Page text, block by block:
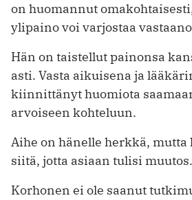
on huomannut
ylipaino voi varjostaa
Hän on taistellut painonsa
asti. Vasta aikuisena ja
kiinnittänyt huomiota
arvoiseen kohteluun.
Aihe on hänelle herkkä, mutta
siitä, jotta asiaan tulisi muutos.
Korhonen ei ole saanut